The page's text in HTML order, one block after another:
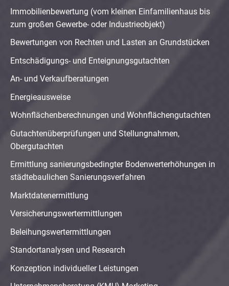
Immobilienbewertung (vom kleinen Einfamilienhaus bis
zum großen Gewerbe- oder Industrieobjekt)
Bewertungen von Rechten und Lasten an Grundstücken
Entschädigungs- und Enteignungsgutachten
An- und Verkaufberatungen
Energieausweise
Wohnflächenberechnungen und Wohnflächengutachten
Gutachtenüberprüfungen und Stellungnahmen,
Obergutachten
Ermittlung sanierungsbedingter Bodenwerterhöhungen in
städtebaulichen Sanierungsverfahren
Marktdatenermittlung
Versicherungswertermittlungen
Beleihungswertermittlungen
Standortanalysen und Research
Konzeption individueller Leistungen